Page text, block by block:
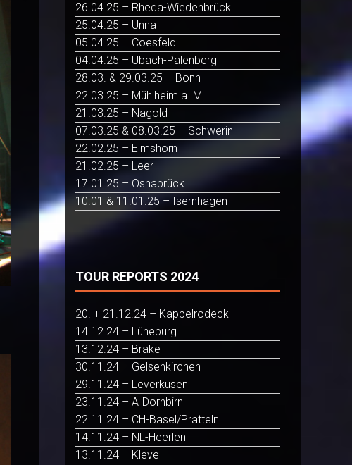
26.04.25 – Rheda-Wiedenbrück
25.04.25 – Unna
05.04.25 – Coesfeld
04.04.25 – Übach-Palenberg
28.03. & 29.03.25 – Bonn
22.03.25 – Mühlheim a. M.
21.03.25 – Nagold
07.03.25 & 08.03.25 – Schwerin
22.02.25 – Elmshorn
21.02.25 – Leer
17.01.25 – Osnabrück
10.01 & 11.01.25 – Isernhagen
TOUR REPORTS 2024
20. + 21.12.24 – Kappelrodeck
14.12.24 – Lüneburg
13.12.24 – Brake
30.11.24 – Gelsenkirchen
29.11.24 – Leverkusen
23.11.24 – A-Dornbirn
22.11.24 – CH-Basel/Pratteln
14.11.24 – NL-Heerlen
13.11.24 – Kleve